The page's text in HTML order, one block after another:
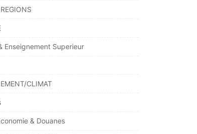
Enseignement Superieur
CLIMAT
& Douanes